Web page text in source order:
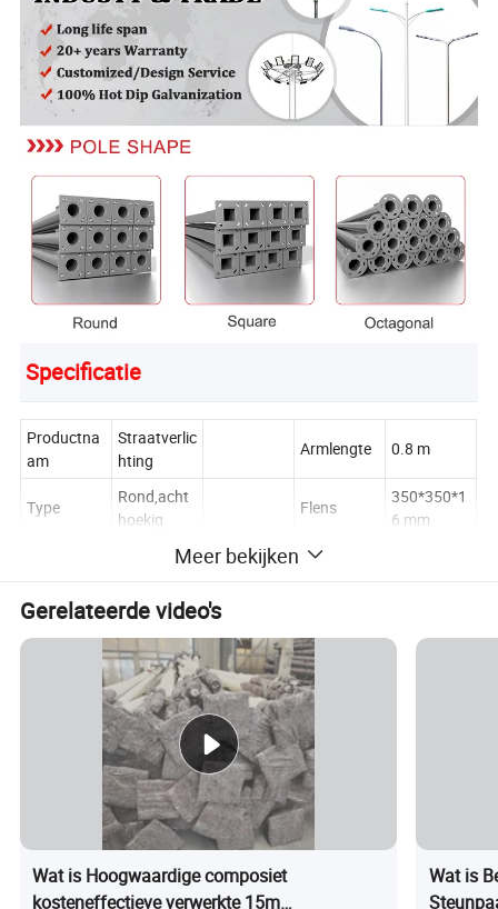
Specificatie
Productna
am
Straatverlic
hting
Armlengte 0.8 m
Type
Rond,acht
hoekig
Flens
350*350*1
6 mm
Materiaal
Q235B
Staal
Op de
grond
Basisplaat
3-15 m.
Oppervlakt
ebehandeli
ng
1.0 mm Lassen
Levenslang
levensduur
25+ jaar Gebruik
Street
Gewicht 80 kg 20 jaar
Meer bekijken
Gerelateerde video's
Wat is Hoogwaardige composiet
kosteneffectieve verwerkte 15m
Wat is